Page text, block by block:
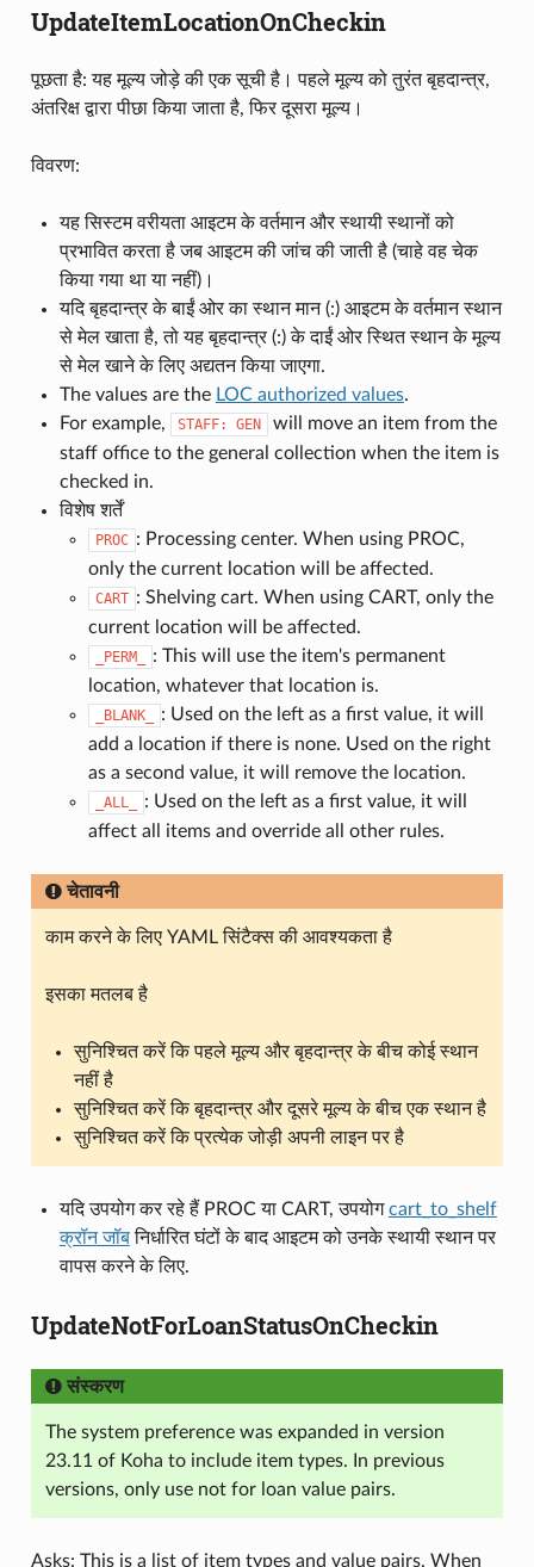
UpdateItemLocationOnCheckin
पूछता है: यह मूल्य जोड़े की एक सूची है। पहले मूल्य को तुरंत बृहदान्त्र,
अंतरिक्ष द्वारा पीछा किया जाता है, फिर दूसरा मूल्य।
विवरण:
यह सिस्टम वरीयता आइटम के वर्तमान और स्थायी स्थानों को
प्रभावित करता है जब आइटम की जांच की जाती है (चाहे वह चेक
किया गया था या नहीं)।
यदि बृहदान्त्र के बाईं ओर का स्थान मान (:) आइटम के वर्तमान स्थान
से मेल खाता है, तो यह बृहदान्त्र (:) के दाईं ओर स्थित स्थान के मूल्य
से मेल खाने के लिए अद्यतन किया जाएगा.
The values are the LOC authorized values.
For example,
STAFF: GEN
will move an item from the
staff office to the general collection when the item is
checked in.
विशेष शर्तें
PROC : Processing center. When using PROC,
only the current location will be affected.
CART : Shelving cart. When using CART, only the
current location will be affected.
_PERM_
: This will use the item's permanent
location, whatever that location is.
_BLANK_
: Used on the left as a first value, it will
add a location if there is none. Used on the right
as a second value, it will remove the location.
_ALL_
: Used on the left as a first value, it will
affect all items and override all other rules.
चेतावनी
काम करने के लिए YAML सिंटैक्स की आवश्यकता है
इसका मतलब है
सुनिश्चित करें कि पहले मूल्य और बृहदान्त्र के बीच कोई स्थान
नहीं है
सुनिश्चित करें कि बृहदान्त्र और दूसरे मूल्य के बीच एक स्थान है
सुनिश्चित करें कि प्रत्येक जोड़ी अपनी लाइन पर है
यदि उपयोग कर रहे हैं PROC या CART, उपयोगcart_to_shelf
क्रॉन जॉबनिर्धारित घंटों के बाद आइटम को उनके स्थायी स्थान पर
वापस करने के लिए.
UpdateNotForLoanStatusOnCheckin
संस्करण
The system preference was expanded in version
23.11 of Koha to include item types. In previous
versions, only use not for loan value pairs.
Asks: This is a list of item types and value pairs. When